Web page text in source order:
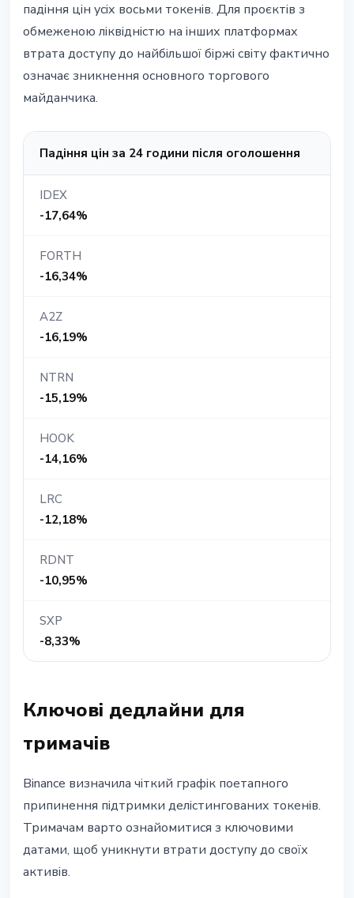
падіння цін усіх восьми токенів. Для проєктів з
обмеженою ліквідністю на інших платформах
втрата доступу до найбільшої біржі світу фактично
означає зникнення основного торгового
майданчика.
Падіння цін за 24 години після оголошення
IDEX
-17,64%
FORTH
-16,34%
A2Z
-16,19%
NTRN
-15,19%
HOOK
-14,16%
LRC
-12,18%
RDNT
-10,95%
SXP
-8,33%
Ключові дедлайни для
тримачів
Binance визначила чіткий графік поетапного
припинення підтримки делістингованих токенів.
Тримачам варто ознайомитися з ключовими
датами, щоб уникнути втрати доступу до своїх
активів.